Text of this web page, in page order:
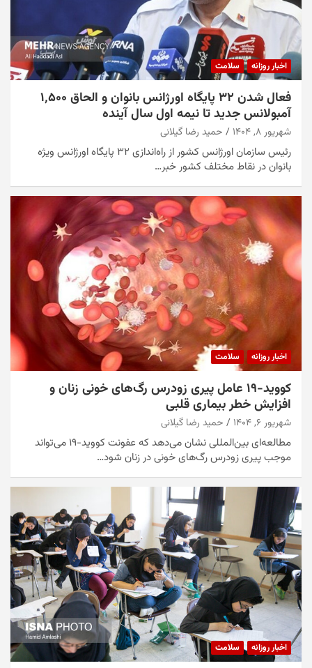
اخبار روزانه سلامت
فعال شدن ۳۲ پایگاه اورژانس بانوان و الحاق ۱٬۵۰۰
آمبولانس جدید تا نیمه اول سال آینده
شهریور ۸, ۱۴۰۴ حمید رضا گیلانی
رئیس سازمان اورژانس کشور از راه‌اندازی ۳۲ پایگاه اورژانس ویژه
بانوان در نقاط مختلف کشور خبر…
اخبار روزانه سلامت
کووید-۱۹ عامل پیری زودرس رگ‌های خونی زنان و
افزایش خطر بیماری قلبی
شهریور ۶, ۱۴۰۴ حمید رضا گیلانی
مطالعه‌ای بین‌المللی نشان می‌دهد که عفونت کووید-۱۹ می‌تواند
موجب پیری زودرس رگ‌های خونی در زنان شود…
اخبار روزانه سلامت